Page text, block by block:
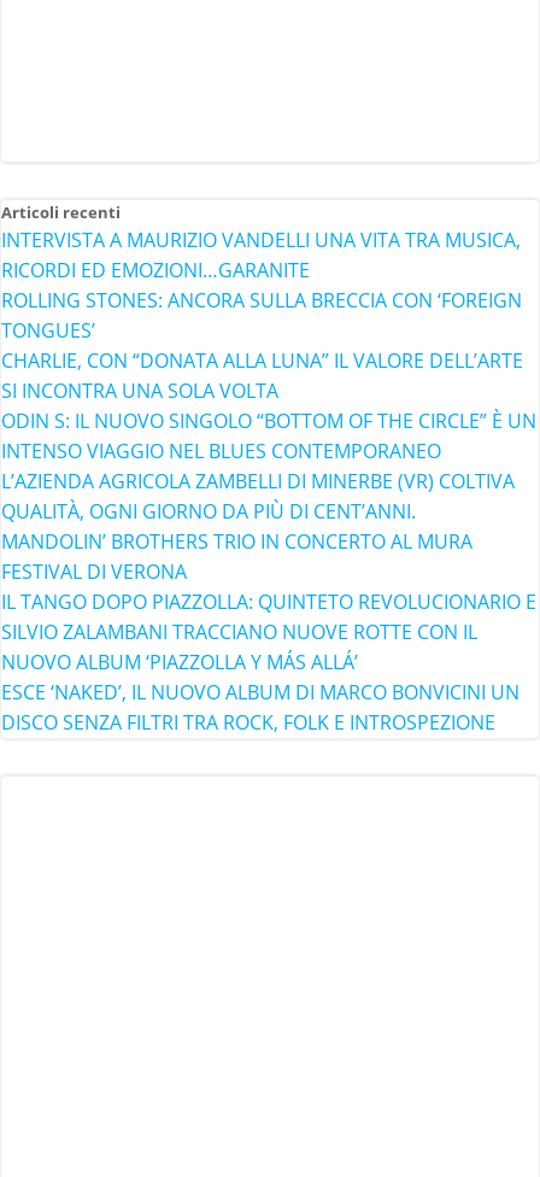
Articoli recenti
INTERVISTA A MAURIZIO VANDELLI UNA VITA TRA MUSICA,
RICORDI ED EMOZIONI…GARANITE
ROLLING STONES: ANCORA SULLA BRECCIA CON ‘FOREIGN
TONGUES’
CHARLIE, CON “DONATA ALLA LUNA” IL VALORE DELL’ARTE
SI INCONTRA UNA SOLA VOLTA
ODIN S: IL NUOVO SINGOLO “BOTTOM OF THE CIRCLE” È UN
INTENSO VIAGGIO NEL BLUES CONTEMPORANEO
L’AZIENDA AGRICOLA ZAMBELLI DI MINERBE (VR) COLTIVA
QUALITÀ, OGNI GIORNO DA PIÙ DI CENT’ANNI.
MANDOLIN’ BROTHERS TRIO IN CONCERTO AL MURA
FESTIVAL DI VERONA
IL TANGO DOPO PIAZZOLLA: QUINTETO REVOLUCIONARIO E
SILVIO ZALAMBANI TRACCIANO NUOVE ROTTE CON IL
NUOVO ALBUM ‘PIAZZOLLA Y MÁS ALLÁ’
ESCE ‘NAKED’, IL NUOVO ALBUM DI MARCO BONVICINI UN
DISCO SENZA FILTRI TRA ROCK, FOLK E INTROSPEZIONE